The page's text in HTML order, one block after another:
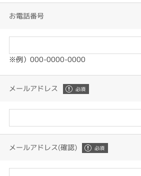
お電話番号
※例）000-0000-0000
メールアドレス
メールアドレス(確認)